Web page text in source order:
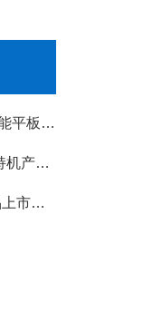
市公告
公告
公告